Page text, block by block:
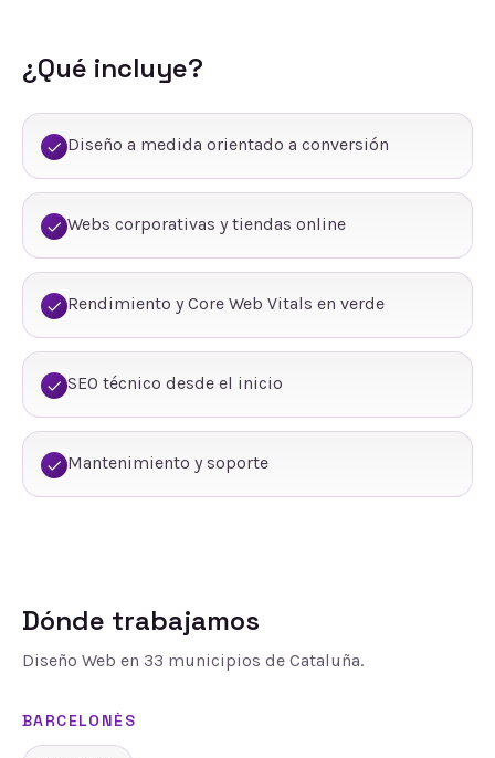
¿Qué incluye?
Diseño a medida orientado a conversión
Webs corporativas y tiendas online
Rendimiento y Core Web Vitals en verde
SEO técnico desde el inicio
Mantenimiento y soporte
Dónde trabajamos
Diseño Web en 33 municipios de Cataluña.
BARCELONÈS